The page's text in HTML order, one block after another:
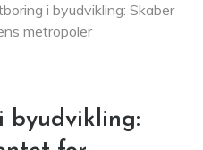
i byudvikling: Skaber
metropoler
byudvikling: